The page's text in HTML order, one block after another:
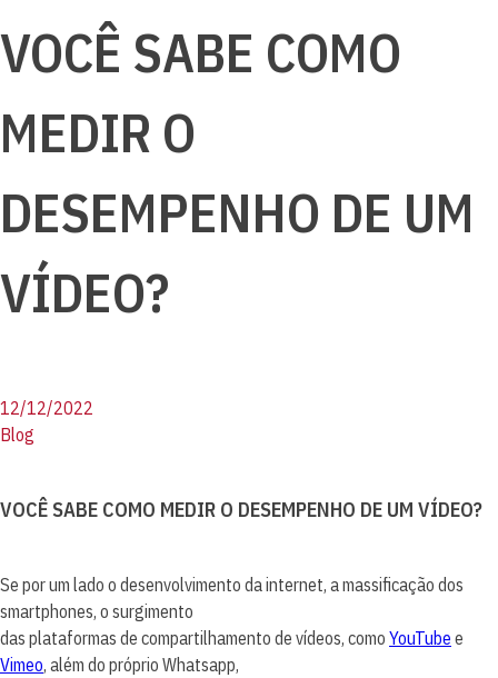
VOCÊ SABE COMO
MEDIR O
DESEMPENHO DE UM
VÍDEO?
12/12/2022
Blog
VOCÊ SABE COMO MEDIR O DESEMPENHO DE UM VÍDEO?
Se por um lado o desenvolvimento da internet, a massificação dos
smartphones, o surgimento
das plataformas de compartilhamento de vídeos, como YouTube e
Vimeo, além do próprio Whatsapp,